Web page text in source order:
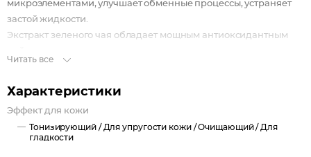
микроэлементами, улучшает обменные процессы, устраняет
застой жидкости.
Экстракт зеленого чая обладает мощным антиоксидантным
эпидермиса, обеспечивают выраженный массажный эффект,
стимулируют обновление клеток, выравнивают текстуру кожи,
придавая ей удивительную гладкость.
Читать все
Характеристики
Эффект для кожи
Тонизирующий / Для упругости кожи /Очищающий / Для
гладкости